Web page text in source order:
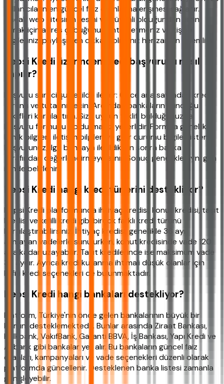
kullanıcıların en güncel faiz oranlarına erişmesi sağlanır.
Ancak web sitesinin resmi ve güvenli olduğundan emin
olmak için adres çubuğunu kontrol etmeniz ve kişisel
bilgilerinizi paylaşırken dikkatli olmanız her zaman önemlidir.
Hepsi Kredi üzerinden kredi başvurusu nasıl
yapılır?
Başvuru süreci şu şekilde ilerler: Önce ana sayfadan kredi
türünü ve tutarını seçin. Ardından bankaların sunduğu
teklifleri karşılaştırın. Size uygun teklifi bulduğunuzda,
başvuru formunu doldurmanız yeterlidir. Formda genellikle
kimlik bilgileri, iletişim bilgileri ve gelir durumu bilgileri istenir.
Başvurunuz, ilgili bankaya iletildikten sonra banka
tarafından değerlendirmeye alınır. Sonuç genellikle aynı gün
içinde belirlenir.
Hepsi Kredi hangi kredi türlerini destekliyor?
Hepsi Kredi platformunda ihtiyaç kredisi, konut kredisi, taşıt
kredisi ve kefilli kredi gibi birçok farklı kredi türünü
karşılaştırabilirsiniz. İhtiyaç kredisi, genellikle 36 ayı
aşmayan vadelerle sunulurken, konut kredisinde vade 120
aya kadar uzayabilir. Taşıt kredilerinde ise maksimum vade
36 aydır. Ayrıca kredi kullanma ihtimali düşük olanlar için
kefilli kredi seçenekleri de bulunmaktadır.
Hepsi Kredi hangi bankaları destekliyor?
Platform, Türkiye'nin önde gelen bankalarının büyük bir
kısmını desteklemektedir. Bunlar arasında Ziraat Bankası,
Halkbank, VakıfBank, Garanti BBVA, İş Bankası, Yapı Kredi ve
Akbank gibi bankalar yer alır. Bu bankaların güncel faiz
oranları, kampanyaları ve vade seçenekleri düzenli olarak
platformda güncellenir. Desteklenen banka listesi zamanla
genişleyebilir.